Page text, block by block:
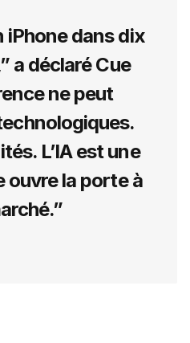
iPhone dans dix
a déclaré Cue
ne peut
L’IA est une
ouvre la porte à